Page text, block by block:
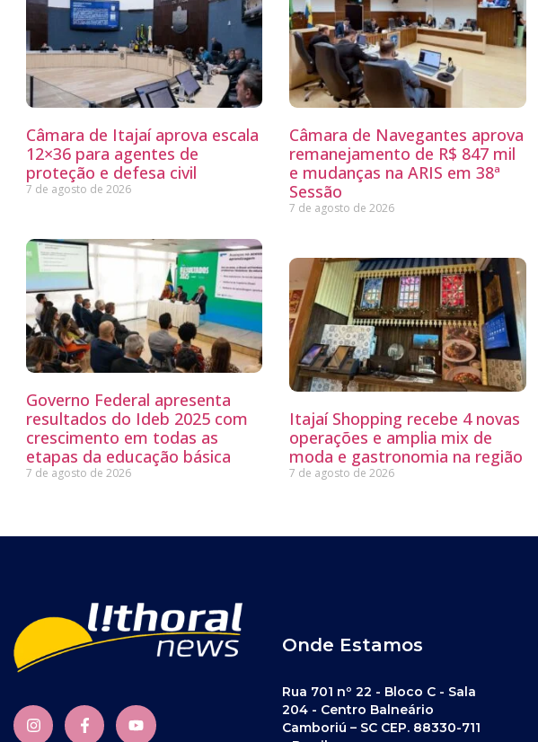
Câmara de Itajaí aprova escala
12×36 para agentes de
proteção e defesa civil
7 de agosto de 2026
Câmara de Navegantes aprova
remanejamento de R$ 847 mil
e mudanças na ARIS em 38ª
Sessão
7 de agosto de 2026
Governo Federal apresenta
resultados do Ideb 2025 com
crescimento em todas as
etapas da educação básica
7 de agosto de 2026
Itajaí Shopping recebe 4 novas
operações e amplia mix de
moda e gastronomia na região
7 de agosto de 2026
Onde Estamos
Rua 701 nº 22 - Bloco C - Sala
204 - Centro Balneário
Camboriú – SC CEP. 88330-711